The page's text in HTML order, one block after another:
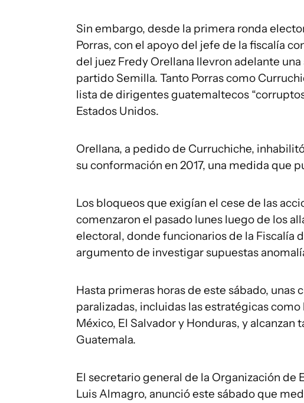
Sin embargo, desde la primera ronda
Porras, con el apoyo del jefe de la fiscalía
del juez Fredy Orellana llevron adelante
partido Semilla. Tanto Porras como
lista de dirigentes guatemaltecos
Estados Unidos.
Orellana, a pedido de Curruchiche,
su conformación en 2017, una medida que
Los bloqueos que exigían el cese de las
comenzaron el pasado lunes luego de los
electoral, donde funcionarios de la Fiscalía
argumento de investigar supuestas
Hasta primeras horas de este sábado,
paralizadas, incluidas las estratégicas
México, El Salvador y Honduras, y
Guatemala.
El secretario general de la Organización de
Luis Almagro, anunció este sábado que